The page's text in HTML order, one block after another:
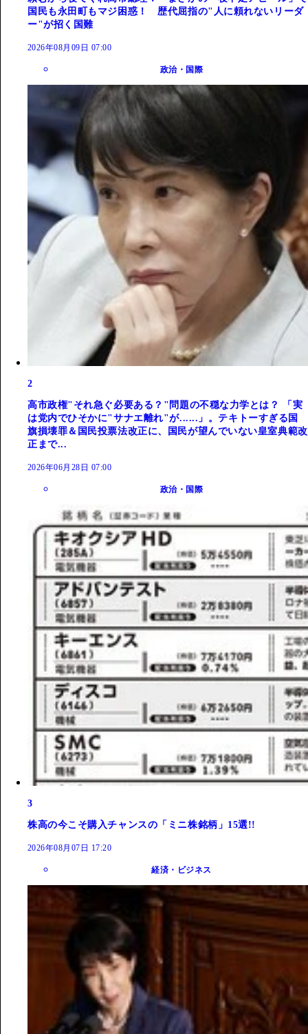
国民も永田町もマジ困惑！ 歴代屈指の"人に頼れないリーダ
ー"が招く国難
2026年08月09日 07:00
政治・国際
2
高市政権"それ急ぐ必要ある？"問題の不穏な力学とは？ 「実
は党内でひそかに"サナエ離れ"が......」。テキトーすぎる国
旗損壊罪＆国民投票法改正に、国民が望んでいない皇室典範改
正まで...
2026年06月28日 07:00
政治・国際
3
株高の今こそ購入チャンスの「ミニ株銘柄」15選!!
2026年08月07日 17:20
経済・ビジネス